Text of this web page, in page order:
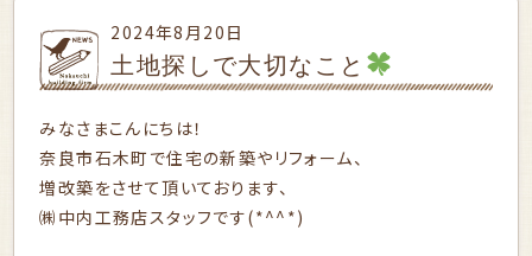
2024年8月20日
土地探しで大切なこと
みなさまこんにちは！
奈良市石木町で住宅の新築やリフォーム、
増改築をさせて頂いております、
㈱中内工務店スタッフです(*^^*)